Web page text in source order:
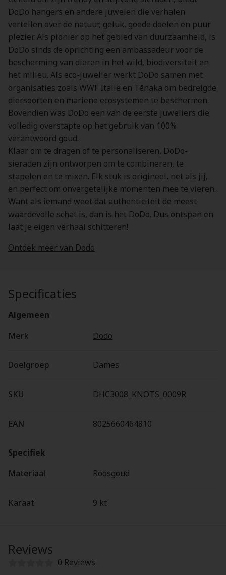
DoDo hangers en andere juwelen die verhalen
vertellen over de natuur, geluk, goede doelen en puur
plezier. Als pionier op het gebied van duurzaamheid, is
DoDo sinds de oprichting een ambassadeur voor de
bescherming van dieren in het wild, biodiversiteit en
het milieu. Als eco-juwelier werkt DoDo samen met
organisaties zoals WWF Italië en Tēnaka om bedreigde
diersoorten en mariene ecosystemen te beschermen.
Bovendien was DoDo een van de eerste juweliers die
volledig overstapte op het gebruik van 100%
verantwoord goud.
Klaar om te dragen of te personaliseren, DoDo-
sieraden zijn ontworpen om te combineren, te
stapelen en te mixen. Elk stuk is origineel, net als jij,
en perfect om onvergetelijke momenten mee te vieren.
Want als iemand weet dat authenticiteit de meest
waardevolle schat is, dan is het DoDo. Dus ontspan en
laat je eigen verhaal schitteren!
Ontdek meer van Dodo
Specificaties
Algemeen
Merk
Dodo
Doelgroep Dames
SKU DHC3008_KNOTS_0009R
EAN 8025660464810
Specifiek
Materiaal
Roosgoud
Karaat 9 kt
Reviews
0 Reviews